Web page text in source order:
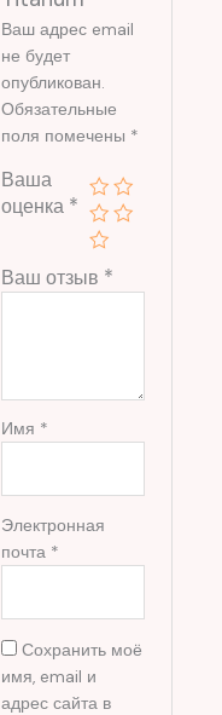
Ваш адрес email
не будет
опубликован.
Обязательные
поля помечены *
Ваша
оценка *
Ваш отзыв *
Имя *
Электронная
почта *
Сохранить моё
имя, email и
адрес сайта в